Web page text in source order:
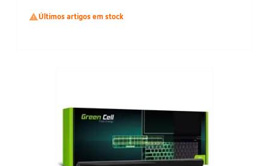
Últimos artigos em stock